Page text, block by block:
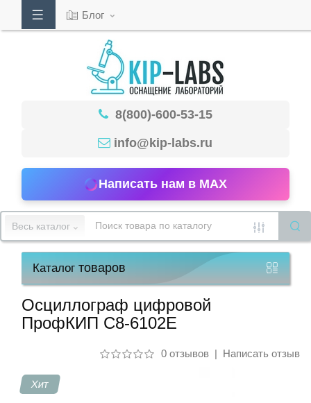
53-
15
работы
Блог
8(800)-600-53-15
info@kip-labs.ru
Написать нам в MAX
Весь каталог
Каталогтоваров
Осциллограф цифровой
ПрофКИП С8-6102Е
0 отзывов| Написать отзыв
Хит